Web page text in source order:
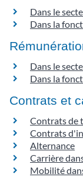
Dans le
Dans la
Dans le
Dans la
Contrats et
Contrats de
Contrats
Alternance
Carrière
Mobilité